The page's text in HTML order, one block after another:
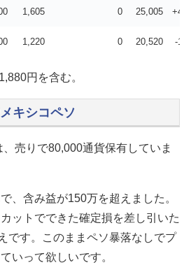
1,605 0 25,005
1,220 0 20,520 -
円を含む。
キシコペソ
売りで80,000通貨保有していま
、含み益が150万を超えました。
ットでできた確定損を差し引いた
です。このままペソ暴落なしでプ
いって欲しいです。